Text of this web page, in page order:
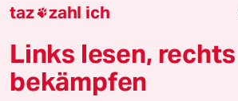
Hausblog
Die Seitenwende
taz zahl ich
Links lesen, rechts
bekämpfen